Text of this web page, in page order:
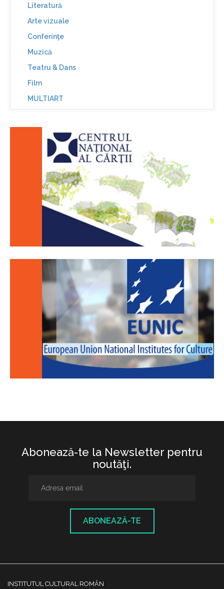
Literatură
Arte vizuale
Conferinţe
Muzică
Teatru & Dans
Film
MULTIART
Abonează-te la Newsletter pentru
noutăţi.
ABONEAZĂ-TE
INSTITUTUL CULTURAL ROMÂN